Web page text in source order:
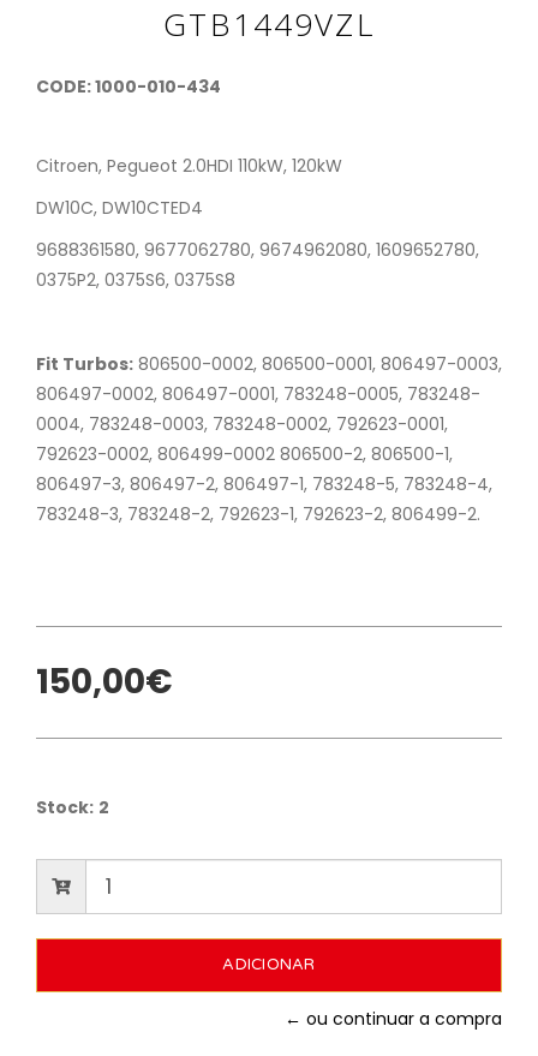
GTB1449VZL
CODE: 1000-010-434
Citroen, Pegueot 2.0HDI 110kW, 120kW
DW10C, DW10CTED4
9688361580, 9677062780, 9674962080, 1609652780,
0375P2, 0375S6, 0375S8
Fit Turbos: 806500-0002, 806500-0001, 806497-0003,
806497-0002, 806497-0001, 783248-0005, 783248-
0004, 783248-0003, 783248-0002, 792623-0001,
792623-0002, 806499-0002 806500-2, 806500-1,
806497-3, 806497-2, 806497-1, 783248-5, 783248-4,
783248-3, 783248-2, 792623-1, 792623-2, 806499-2.
150,00€
Stock: 2
← ou continuar a compra